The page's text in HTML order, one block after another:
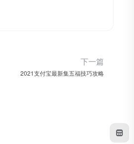
下一篇
2021支付宝最新集五福技巧攻略